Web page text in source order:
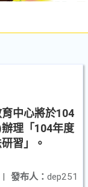
中心將於104
理「104年度
習」。
發布人： dep251
|